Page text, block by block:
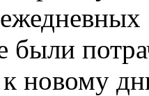
были
к новому